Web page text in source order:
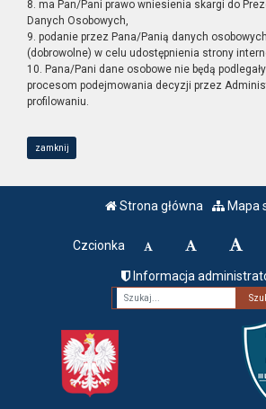
8. ma Pan/Pani prawo wniesienia skargi do
Danych Osobowych,
9. podanie przez Pana/Panią danych
(dobrowolne) w celu udostępnienia strony
10. Pana/Pani dane osobowe nie będą
procesom podejmowania decyzji przez
profilowaniu.
zamknij
Strona główna Mapa
Czcionka
Informacja
Fraza